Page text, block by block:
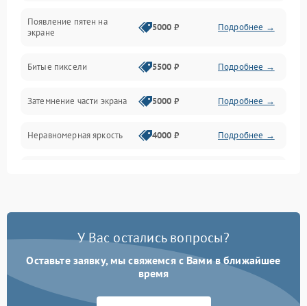
Сигнал и приём каналов
Механические повреждения
Программное обеспечение
Сеть и подключения
Аудио
Сетевая
Появление пятен на
экране
5000 ₽ Подробнее →
Битые пиксели 5500 ₽ Подробнее →
Затемнение части экрана 5000 ₽ Подробнее →
Неравномерная яркость 4000 ₽ Подробнее →
У Вас остались вопросы?
Оставьте заявку, мы свяжемся с Вами в ближайшее
время